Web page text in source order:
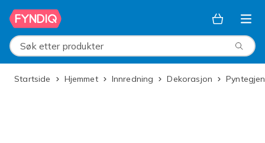
Hopp til hovedinnhold
Søk etter produkter
Startside Hjemmet Innredning Dekorasjon